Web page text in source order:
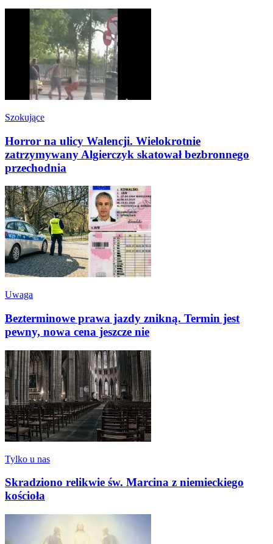
Szokujące
Horror na ulicy Walencji. Wielokrotnie
zatrzymywany Algierczyk skatował bezbronnego
przechodnia
Uwaga
Bezterminowe prawa jazdy znikną. Termin jest
pewny, nowa cena jeszcze nie
Tylko u nas
Skradziono relikwie św. Marcina z niemieckiego
kościoła